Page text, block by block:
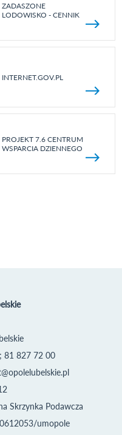
ZADASZONE
LODOWISKO - CENNIK
INTERNET.GOV.PL
PROJEKT 7.6 CENTRUM
WSPARCIA DZIENNEGO
81 827 72 00
Skrzynka Podawcza
umopole